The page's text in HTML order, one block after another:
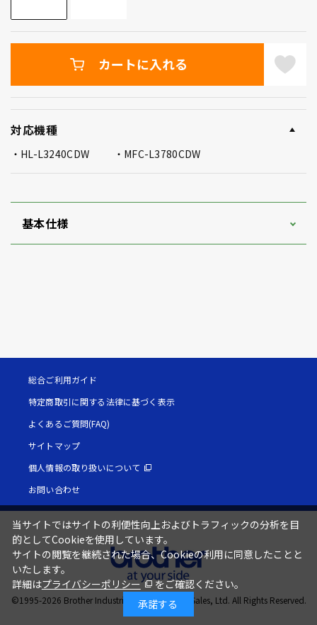
カートに入れる
対応機種
HL-L3240CDW MFC-L3780CDW
基本仕様
総合ご利用ガイド
特定商取引に関する法律に基づく表示
よくあるご質問(FAQ)
サイトマップ
個人情報の取り扱いについて
お問い合わせ
©1995-2026 Brother Industries, Ltd. / Brother Sales, Ltd. All Rights Reserved.
当サイトではサイトの利便性向上およびトラフィックの分析を目
的としてCookieを使用しています。
サイトの閲覧を継続された場合、Cookieの利用に同意したことと
いたします。
詳細はプライバシーポリシー
をご確認ください。
承諾する